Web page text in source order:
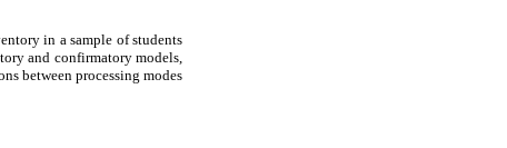
in a sample of students
and confirmatory models,
between processing modes